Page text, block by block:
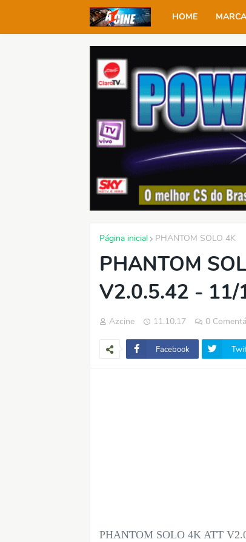
HOME
Página inicial PHANTOM SOLO 4K
PHANTOM
V2.0.5.42 -
Azcine 11.10.17 0
Facebook
PHANTOM SOLO 4K ATT